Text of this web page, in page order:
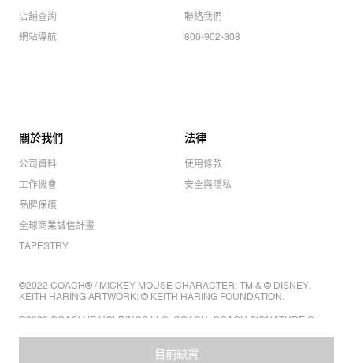
目前缺貨
店舖查詢
網站導航
聯絡我們
800-902-308
關於我們
公司資料
工作機會
品牌保護
全球商業誠信計畫
TAPESTRY
法律
使用條款
安全與隱私
©2022 COACH® / MICKEY MOUSE CHARACTER: TM & © DISNEY.
KEITH HARING ARTWORK: © KEITH HARING FOUNDATION.
©2022 COACH IP HOLDINGS LLC. COACH, COACH SIGNATURE C